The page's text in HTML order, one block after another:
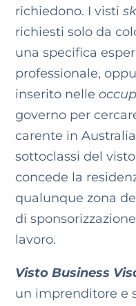
richiedono. I visti
richiesti solo da
una specifica
professionale,
inserito nelle
governo per
carente in
sottoclassi del
concede la
qualunque zona
di
lavoro.
Visto Business
un imprenditore e